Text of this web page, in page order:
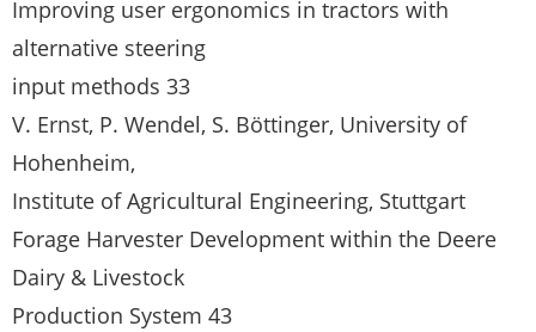
Improving user ergonomics in tractors with
alternative steering
input methods 33
V. Ernst, P. Wendel, S. Böttinger, University of
Hohenheim,
Institute of Agricultural Engineering, Stuttgart
Forage Harvester Development within the Deere
Dairy & Livestock
Production System 43